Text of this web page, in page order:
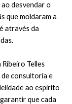
desvendar o
que moldaram a
através da
Telles
consultoria e
ao espírito
que cada